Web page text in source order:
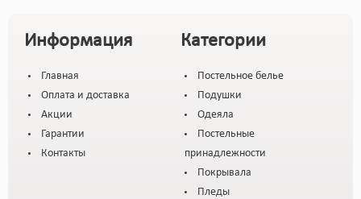
Информация
Главная
Оплата и доставка
Акции
Гарантии
Контакты
Категории
Постельное белье
Подушки
Одеяла
Постельные
принадлежности
Покрывала
Пледы